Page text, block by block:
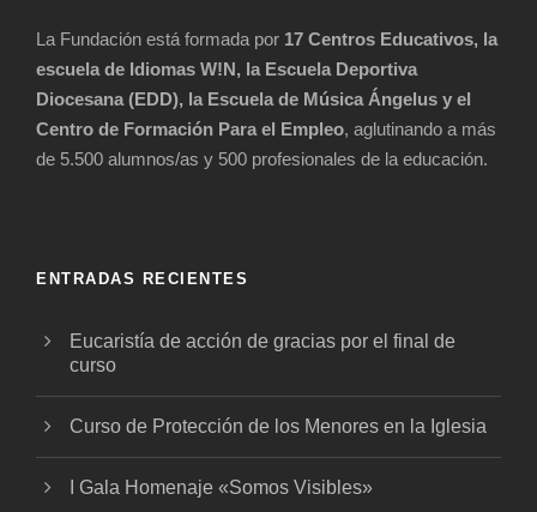
La Fundación está formada por 17 Centros Educativos, la
escuela de Idiomas W!N, la Escuela Deportiva
Diocesana (EDD), la Escuela de Música Ángelus y el
Centro de Formación Para el Empleo, aglutinando a más
de 5.500 alumnos/as y 500 profesionales de la educación.
ENTRADAS RECIENTES
Eucaristía de acción de gracias por el final de
curso
Curso de Protección de los Menores en la Iglesia
I Gala Homenaje «Somos Visibles»